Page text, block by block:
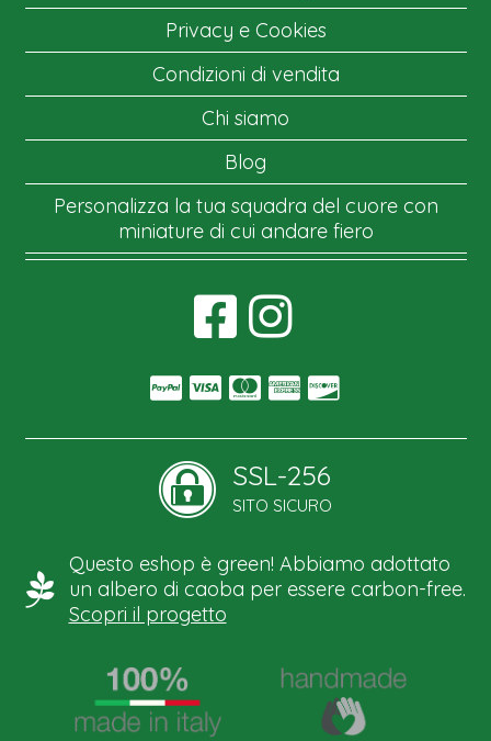
Privacy e Cookies
Condizioni di vendita
Chi siamo
Blog
Personalizza la tua squadra del cuore con
miniature di cui andare fiero
SSL-256
SITO SICURO
Questo eshop è green! Abbiamo adottato
un albero di caoba per essere carbon-free.
Scopri il progetto